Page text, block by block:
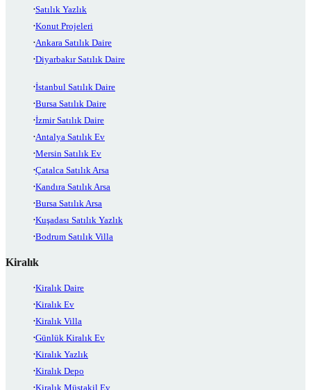
Satılık Yazlık
Konut Projeleri
Ankara Satılık Daire
Diyarbakır Satılık Daire
İstanbul Satılık Daire
Bursa Satılık Daire
İzmir Satılık Daire
Antalya Satılık Ev
Mersin Satılık Ev
Çatalca Satılık Arsa
Kandıra Satılık Arsa
Bursa Satılık Arsa
Kuşadası Satılık Yazlık
Bodrum Satılık Villa
Kiralık
Kiralık Daire
Kiralık Ev
Kiralık Villa
Günlük Kiralık Ev
Kiralık Yazlık
Kiralık Depo
Kiralık Müstakil Ev